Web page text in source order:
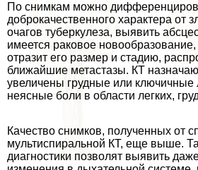
По снимкам можно
доброкачественного хаpaктера от
очагов туберкулеза, выявить
имеется paковое
отразит его размер и стадию,
ближайшие метастазы. КТ
увеличены грудные или
неясные боли в области легких,
Качество снимков, полученных от
мультиспиральной КТ, еще выше.
диагностики позволят выявить